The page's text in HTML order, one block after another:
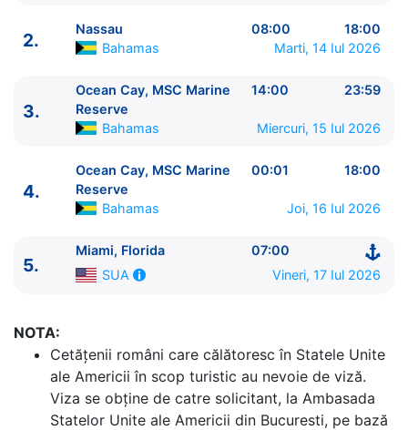
Ziua | Portul | Sosire - Plecare
----------------------------------------
Miami, Florida
3. Ocean Cay, MSC Marine Reserve
- 23:59
Ocean Cay, MSC Marine Reserve Bahamas 00:01
- 18:00
Miami, Florida SUA 07:00 - ⚓
2.
Nassau 08:00
18:00
Bahamas
Marti, 14 Iul 2026
3.
Ocean Cay, MSC Marine
Reserve
14:00 23:59
Bahamas Miercuri, 15 Iul 2026
4.
Ocean Cay, MSC Marine
Reserve
00:01 18:00
Bahamas Joi, 16 Iul 2026
5.
Miami, Florida
07:00
SUA
Vineri, 17 Iul 2026
NOTA:
Cetăţenii români care călătoresc în Statele Unite
ale Americii în scop turistic au nevoie de viză.
Viza se obține de catre solicitant, la Ambasada
Statelor Unite ale Americii din Bucuresti, pe bază